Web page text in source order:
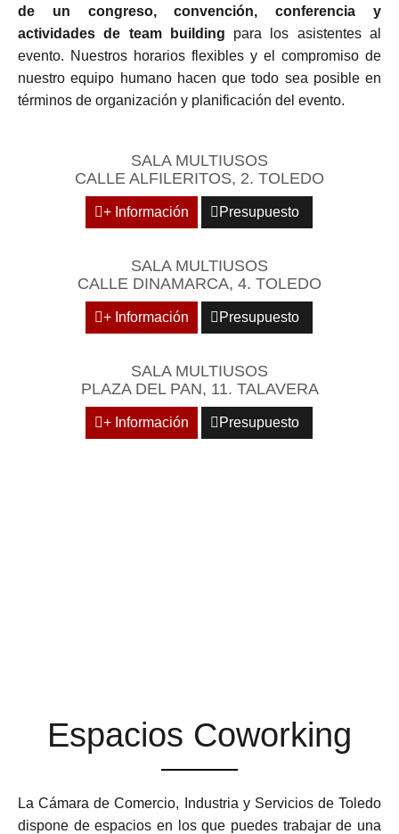
de un congreso, convención, conferencia y
actividades de team building para los asistentes al
evento. Nuestros horarios flexibles y el compromiso de
nuestro equipo humano hacen que todo sea posible en
términos de organización y planificación del evento.
SALA MULTIUSOS
CALLE ALFILERITOS, 2. TOLEDO
+ Información Presupuesto
SALA MULTIUSOS
CALLE DINAMARCA, 4. TOLEDO
+ Información Presupuesto
SALA MULTIUSOS
PLAZA DEL PAN, 11. TALAVERA
+ Información Presupuesto
Espacios Coworking
La Cámara de Comercio, Industria y Servicios de Toledo
dispone de espacios en los que puedes trabajar de una